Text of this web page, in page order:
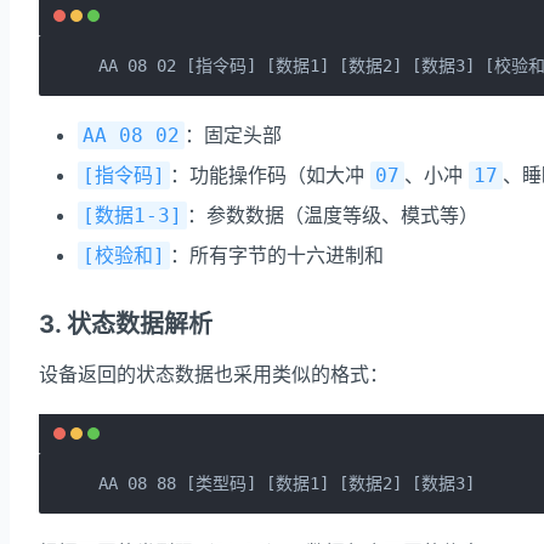
AA 08 02 [指令码] [数据1] [数据2] [数据3] [校验
AA 08 02 ：固定头部
[指令码] ：功能操作码（如大冲 07 、小冲 17 、
[数据1-3] ：参数数据（温度等级、模式等）
[校验和] ：所有字节的十六进制和
3. 状态数据解析
设备返回的状态数据也采用类似的格式：
AA 08 88 [类型码] [数据1] [数据2] [数据3]